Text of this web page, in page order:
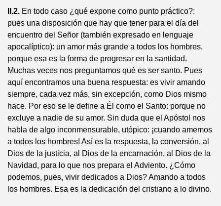
II.2. En todo caso ¿qué expone como punto práctico?:
pues una disposición que hay que tener para el día del
encuentro del Señor (también expresado en lenguaje
apocalíptico): un amor más grande a todos los hombres,
porque esa es la forma de progresar en la santidad.
Muchas veces nos preguntamos qué es ser santo. Pues
aquí encontramos una buena respuesta: es vivir amando
siempre, cada vez más, sin excepción, como Dios mismo
hace. Por eso se le define a Él como el Santo: porque no
excluye a nadie de su amor. Sin duda que el Apóstol nos
habla de algo inconmensurable, utópico: ¡cuando amemos
a todos los hombres! Así es la respuesta, la conversión, al
Dios de la justicia, al Dios de la encarnación, al Dios de la
Navidad, para lo que nos prepara el Adviento. ¿Cómo
podemos, pues, vivir dedicados a Dios? Amando a todos
los hombres. Esa es la dedicación del cristiano a lo divino.